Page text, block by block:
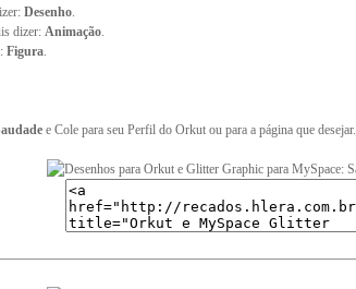
Desenho.
dizer: Animação.
Figura.
e Cole para seu Perfil do Orkut ou para a página que desejar.